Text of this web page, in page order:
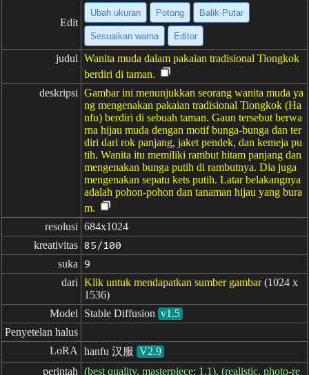
Edit
Ubah ukuran Potong Balik·Putar
Sesuaikan warna Editor
judul Wanita muda dalam pakaian tradisional Tiongkok
berdiri di taman.
deskripsi Gambar ini menunjukkan seorang wanita muda ya
ng mengenakan pakaian tradisional Tiongkok (Ha
nfu) berdiri di sebuah taman. Gaun tersebut berwa
rna hijau muda dengan motif bunga-bunga dan ter
diri dari rok panjang, jaket pendek, dan kemeja pu
tih. Wanita itu memiliki rambut hitam panjang dan
mengenakan bunga putih di rambutnya. Dia juga
mengenakan sepatu kets putih. Latar belakangnya
adalah pohon-pohon dan tanaman hijau yang bura
m.
resolusi 684x1024
kreativitas 85/100
suka 9
dari Klik untuk mendapatkan sumber gambar (1024 x
1536)
Model
Stable Diffusion v1.5
Penyetelan halus
LoRA
hanfu 汉服 V2.9
perintah (best quality, masterpiece: 1.1), (realistic, photo-re